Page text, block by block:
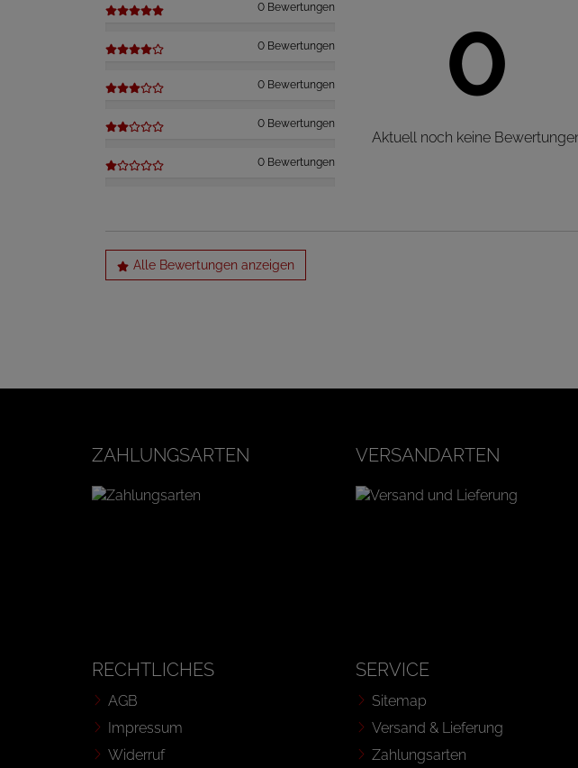
0 Bewertungen
0 Bewertungen
0 Bewertungen
0 Bewertungen
0 Bewertungen
0
Aktuell noch keine
Alle Bewertungen anzeigen
ZAHLUNGSARTEN VERSANDARTEN
RECHTLICHES
AGB
Impressum
Widerruf
SERVICE
Sitemap
Versand & Lieferung
Zahlungsarten